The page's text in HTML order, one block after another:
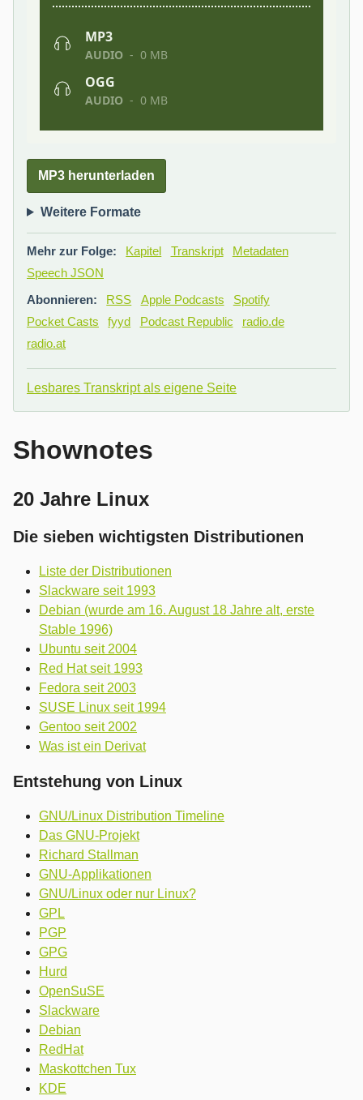
MP3 herunterladen
Weitere Formate
Mehr zur Folge: Kapitel Transkript
Metadaten
Speech JSON
Abonnieren:
RSS Apple Podcasts
Spotify
Pocket Casts
fyyd Podcast Republic
radio.de
radio.at
Lesbares Transkript als eigene Seite
Shownotes
20 Jahre Linux
Die sieben wichtigsten Distributionen
Liste der Distributionen
Slackware seit 1993
Debian (wurde am 16. August 18 Jahre alt, erste
Stable 1996)
Ubuntu seit 2004
Red Hat seit 1993
Fedora seit 2003
SUSE Linux seit 1994
Gentoo seit 2002
Was ist ein Derivat
Entstehung von Linux
GNU/Linux Distribution Timeline
Das GNU-Projekt
Richard Stallman
GNU-Applikationen
GNU/Linux oder nur Linux?
GPL
PGP
GPG
Hurd
OpenSuSE
Slackware
Debian
RedHat
Maskottchen Tux
KDE